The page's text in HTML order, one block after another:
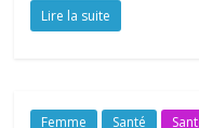
Lire la suite
Femme Santé